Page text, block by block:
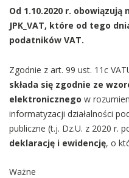
Od 1.10.2020 r.
JPK_VAT, które od tego
podatników VAT.
Zgodnie z art. 99 ust. 11c
składa się zgodnie ze
elektronicznego w
informatyzacji działalności
publiczne (t.j. Dz.U. z 2020 r.
deklarację i ewidencję, o
Ważne